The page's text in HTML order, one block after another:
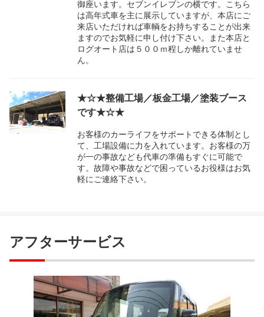
御座います。セブンイレブンの横です。こちら
は高年式車を主に展示していますが、本店にご
来店いただければ車輌をお持ちすることが出来
ますのでお気軽に申し付け下さい。また本店と
ログオート店は５００ｍ程しか離れていませ
ん。
★☆★整備工場／板金工場／塗装ブース
です★☆★
お客様のカーライフをサポートできる体制とし
て、工場設備に力を入れています。お客様の万
が一の事故なども代車の準備もすぐに可能で
す。故障や事故などで困っているお役様はお気
軽にご連絡下さい。
アフターサービス